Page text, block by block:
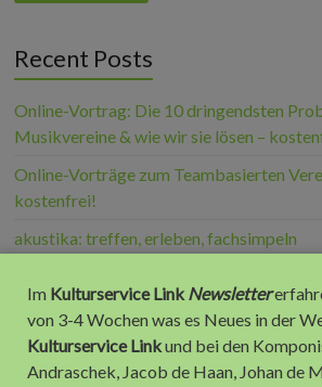
Recent Posts
Online-Vortrag: Die 10 dringendsten
Musikvereine & wie wir sie lösen –
Online-Vorträge zum Teambasierten
kostenfrei!
akustika: treffen, erleben, fachsimpeln
10 Jahre Kulturservice Link – 10 Jahre
Im Kulturservice LinkNewsletter
von 3-4 Wochen was es Neues in der
Kulturservice Linkund bei den
Andraschek, Jacob de Haan, Johan de